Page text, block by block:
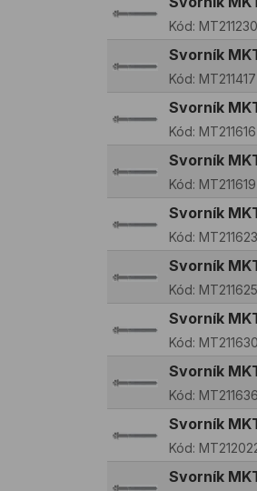
Kód: MT211230
Svorník
Kód: MT211417
Svorník
Kód: MT211616
Svorník
Kód: MT211619
Svorník
Kód: MT211623
Svorník
Kód: MT211625
Svorník
Kód: MT211630
Svorník
Kód: MT211636
Svorník
Kód:
Svorník